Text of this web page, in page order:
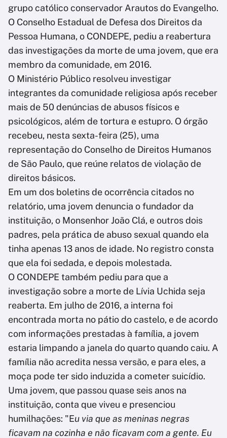
grupo católico conservador Arautos do Evangelho.
O Conselho Estadual de Defesa dos Direitos da
Pessoa Humana, o CONDEPE, pediu a reabertura
das investigações da morte de uma jovem, que era
membro da comunidade, em 2016.
O Ministério Público resolveu investigar
integrantes da comunidade religiosa após receber
mais de 50 denúncias de abusos físicos e
psicológicos, além de tortura e estupro. O órgão
recebeu, nesta sexta-feira (25), uma
representação do Conselho de Direitos Humanos
de São Paulo, que reúne relatos de violação de
direitos básicos.
Em um dos boletins de ocorrência citados no
relatório, uma jovem denuncia o fundador da
instituição, o Monsenhor João Clá, e outros dois
padres, pela prática de abuso sexual quando ela
tinha apenas 13 anos de idade. No registro consta
que ela foi sedada, e depois molestada.
O CONDEPE também pediu para que a
investigação sobre a morte de Lívia Uchida seja
reaberta. Em julho de 2016, a interna foi
encontrada morta no pátio do castelo, e de acordo
com informações prestadas à família, a jovem
estaria limpando a janela do quarto quando caiu. A
família não acredita nessa versão, e para eles, a
moça pode ter sido induzida a cometer suicídio.
Uma jovem, que passou quase seis anos na
instituição, conta que viveu e presenciou
humilhações: "Eu via que as meninas negras
ficavam na cozinha e não ficavam com a gente. Eu